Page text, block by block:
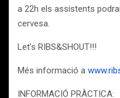
a 22h els assistents
cervesa.
Let’s RIBS&SHOUT!!!
Més informació a
INFORMACIÓ PRÀCTICA: